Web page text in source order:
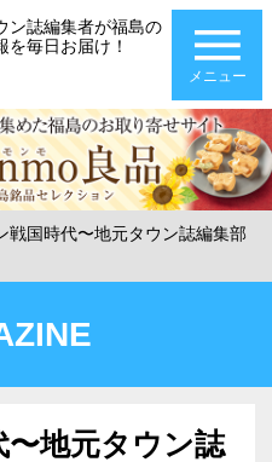
ン誌編集者が福島の
を毎日お届け！
メニュー
戦国時代〜地元タウン誌編集部
〜地元タウン誌